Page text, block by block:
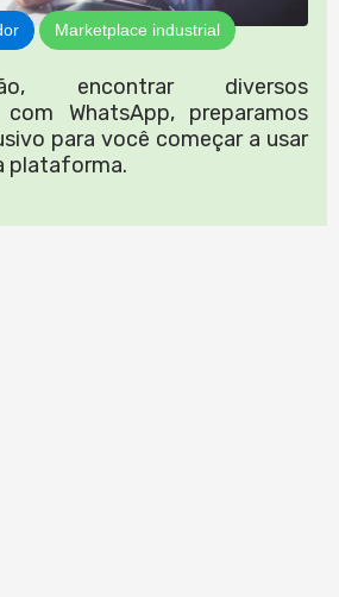
Marketplace industrial
encontrar diversos
com WhatsApp, preparamos
para você começar a usar
plataforma.